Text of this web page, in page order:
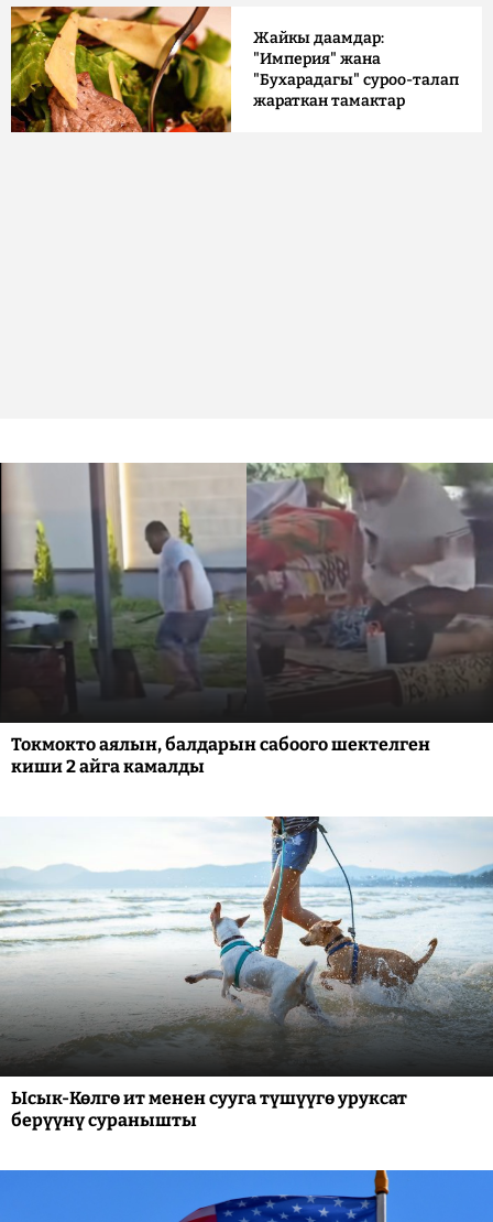
Жайкы даамдар:
"Империя" жана
"Бухарадагы" суроо-талап
жараткан тамактар
Токмокто аялын, балдарын сабоого шектелген
киши 2 айга камалды
Ысык-Көлгө ит менен сууга түшүүгө уруксат
берүүнү суранышты